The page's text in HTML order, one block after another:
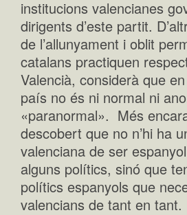
institucions valencianes
dirigents d’este partit.
de l’allunyament i oblit
catalans practiquen
Valencià, considerà que
país no és ni normal ni
«paranormal». Més
descobert que no n’hi ha
valenciana de ser
alguns polítics, sinó que
polítics espanyols que
valencians de tant en tant.